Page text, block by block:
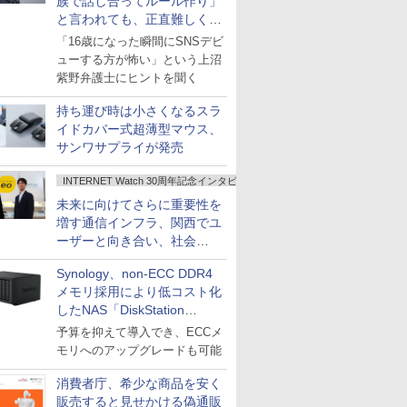
と言われても、正直難しくな
いですか？
「16歳になった瞬間にSNSデビ
ューする方が怖い」という上沼
紫野弁護士にヒントを聞く
持ち運び時は小さくなるスラ
イドカバー式超薄型マウス、
サンワサプライが発売
INTERNET Watch 30周年記念インタビュー
未来に向けてさらに重要性を
増す通信インフラ、関西でユ
ーザーと向き合い、社会
の“あたらしい”を起動し続け
る～オプテージ
Synology、non-ECC DDR4
メモリ採用により低コスト化
したNAS「DiskStation
neo+」シリーズ
予算を抑えて導入でき、ECCメ
モリへのアップグレードも可能
消費者庁、希少な商品を安く
販売すると見せかける偽通販